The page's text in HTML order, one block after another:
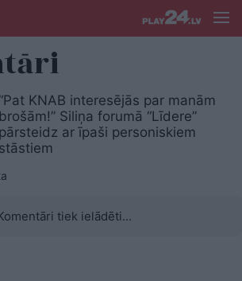
“Pat KNAB interesējās par manām
brošām!” Siliņa forumā “Līdere”
pārsteidz ar īpaši personiskiem
stāstiem
tiek ielādēti...